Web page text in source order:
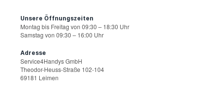
Unsere Öffnungszeiten
Montag bis Freitag von 09:30 – 18:30 Uhr
Samstag von 09:30 – 16:00 Uhr
Adresse
Service4Handys GmbH
Theodor-Heuss-Straße 102-104
69181 Leimen